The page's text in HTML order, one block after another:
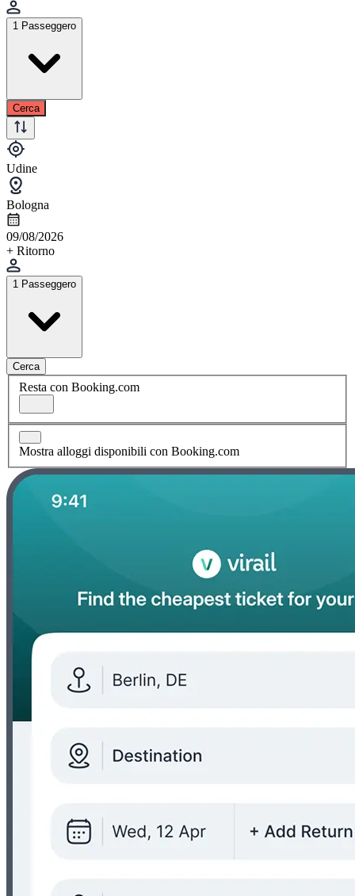
1 Passeggero
Cerca
Udine
Bologna
09/08/2026
+ Ritorno
1 Passeggero
Cerca
Resta con Booking.com
Mostra alloggi disponibili con Booking.com